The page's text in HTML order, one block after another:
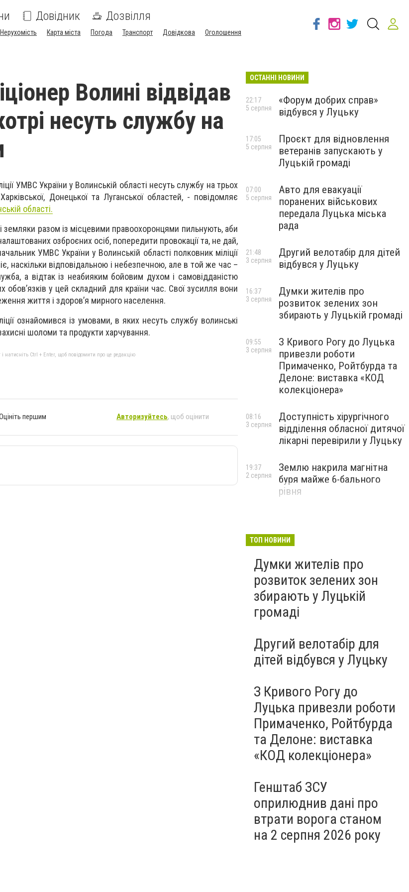
Довідник Дозвілля
Нерухомість Карта міста Погода Транспорт Довідкова Оголошення
Волині відвідав
несуть службу на
УМВС України у Волинській області несуть службу на трьох
Донецької та Луганської областей, - повідомляє
області.
разом із місцевими правоохоронцями пильнують, аби
озброєних осіб, попередити провокації та, не дай,
УМВС України у Волинській області полковник міліції
наскільки відповідальною і небезпечною, але в той же час –
а відтак із неабияким бойовим духом і самовідданістю
у цей складний для країни час. Свої зусилля вони
життя і здоров’я мирного населення.
ознайомився із умовами, в яких несуть службу волинські
шоломи та продукти харчування.
натисніть Ctrl + Enter, щоб повідомити про це редакцію
першим Авторизуйтесь, щоб оцінити
ОСТАННІ НОВИНИ
«Форум добрих справ»
відбувся у Луцьку
22:17
5 серпня
Проєкт для відновлення
ветеранів запускають у
Луцькій громаді
17:05
5 серпня
Авто для евакуації
поранених військових
передала Луцька міська
рада
07:00
5 серпня
Другий велотабір для дітей
відбувся у Луцьку
21:48
3 серпня
Думки жителів про
розвиток зелених зон
збирають у Луцькій громаді
16:37
3 серпня
З Кривого Рогу до Луцька
привезли роботи
Примаченко, Ройтбурда та
Делоне: виставка «КОД
колекціонера»
09:55
3 серпня
Доступність хірургічного
відділення обласної дитячої
лікарні перевірили у Луцьку
08:16
3 серпня
Землю накрила магнітна
буря майже 6-бального
рівня
19:37
2 серпня
ТОП НОВИНИ
Думки жителів про
розвиток зелених зон
збирають у Луцькій
громаді
Другий велотабір для
дітей відбувся у Луцьку
З Кривого Рогу до
Луцька привезли роботи
Примаченко, Ройтбурда
та Делоне: виставка
«КОД колекціонера»
Генштаб ЗСУ
оприлюднив дані про
втрати ворога станом
на 2 серпня 2026 року